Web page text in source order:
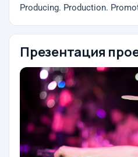
Producing. Production.
Презентация